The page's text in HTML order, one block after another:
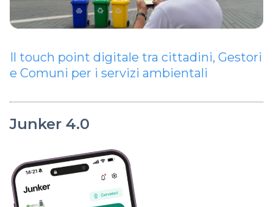
Junker 4.0
Il touch point digitale tra cittadini, Gestori
e Comuni per i servizi ambientali